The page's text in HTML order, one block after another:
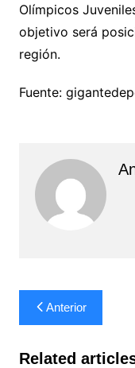
Olímpicos
objetivo será
región.
Fuente:
Navegación
de
entradas
Anterior
Related